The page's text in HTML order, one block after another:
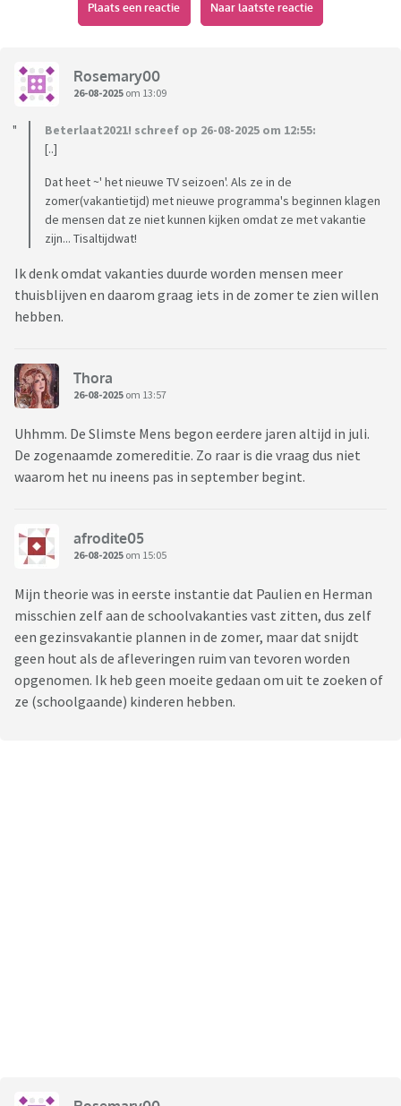
Plaats een reactie Naar laatste reactie
Rosemary00
26-08-2025 om 13:09
Beterlaat2021! schreef op 26-08-2025 om 12:55:
[..]
Dat heet ~' het nieuwe TV seizoen'. Als ze in de
zomer(vakantietijd) met nieuwe programma's beginnen klagen
de mensen dat ze niet kunnen kijken omdat ze met vakantie
zijn... Tisaltijdwat!
Ik denk omdat vakanties duurde worden mensen meer
thuisblijven en daarom graag iets in de zomer te zien willen
hebben.
Thora
26-08-2025 om 13:57
Uhhmm. De Slimste Mens begon eerdere jaren altijd in juli.
De zogenaamde zomereditie. Zo raar is die vraag dus niet
waarom het nu ineens pas in september begint.
afrodite05
26-08-2025 om 15:05
Mijn theorie was in eerste instantie dat Paulien en Herman
misschien zelf aan de schoolvakanties vast zitten, dus zelf
een gezinsvakantie plannen in de zomer, maar dat snijdt
geen hout als de afleveringen ruim van tevoren worden
opgenomen. Ik heb geen moeite gedaan om uit te zoeken of
ze (schoolgaande) kinderen hebben.